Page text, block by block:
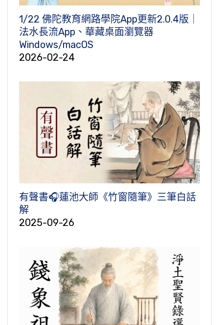
1/22 佛陀教育網路學院App更新2.0.4版｜
法水長流App、華藏桌面瀏覽器
Windows/macOS
2026-02-24
有聲書🎧蓮池大師《竹窗隨筆》三筆白話
解
2025-09-26